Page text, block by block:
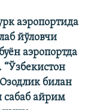
аэропортида
йўловчи
аэропортда
билан
сабаб айрим